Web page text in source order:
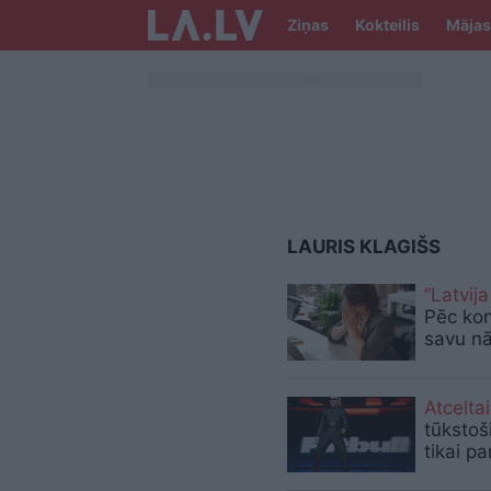
Ziņas Kokteilis Mājas
LAURIS KLAGIŠS
“Latvija
Pēc
savu
tikai